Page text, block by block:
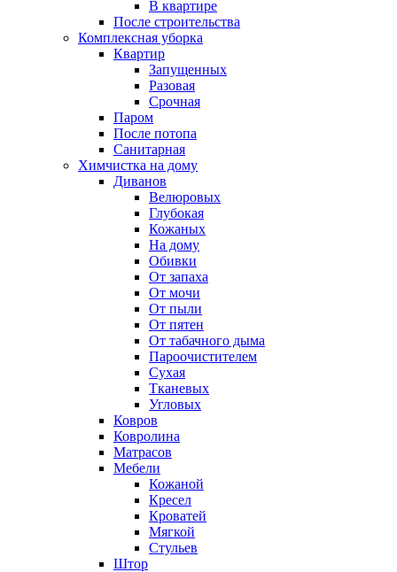
В квартире
После строительства
Комплексная уборка
Квартир
Запущенных
Разовая
Срочная
Паром
После потопа
Санитарная
Химчистка на дому
Диванов
Велюровых
Глубокая
Кожаных
На дому
Обивки
От запаха
От мочи
От пыли
От пятен
От табачного дыма
Пароочистителем
Сухая
Тканевых
Угловых
Ковров
Ковролина
Матрасов
Мебели
Кожаной
Кресел
Кроватей
Мягкой
Стульев
Штор